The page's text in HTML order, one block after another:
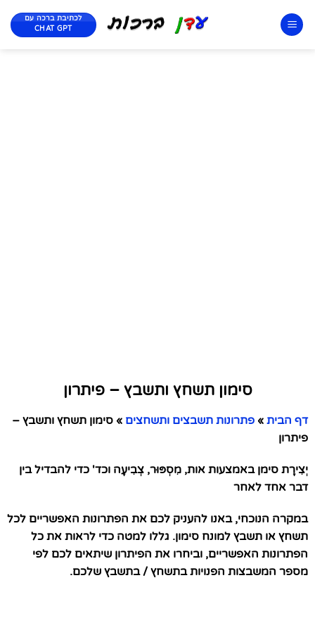
לכתיבת ברכה עם
CHAT GPT
סימון תשחץ ותשבץ – פיתרון
דף הבית » פתרונות תשבצים ותשחצים » סימון תשחץ ותשבץ –
פיתרון
יְצִירָת סימן באמצעות אות, מִסְפּוּר, צְבִיעָה וכד' כדי להבדיל בין
דבר אחד לאחר
במקרה הנוכחי, באנו להעניק לכם את הפתרונות האפשריים לכל
תשחץ או תשבץ למונח סימון. גללו למטה כדי לראות את כל
הפתרונות האפשריים, וביחרו את הפיתרון שיתאים לכם לפי
מספר המשבצות הפנויות בתשחץ / בתשבץ שלכם.